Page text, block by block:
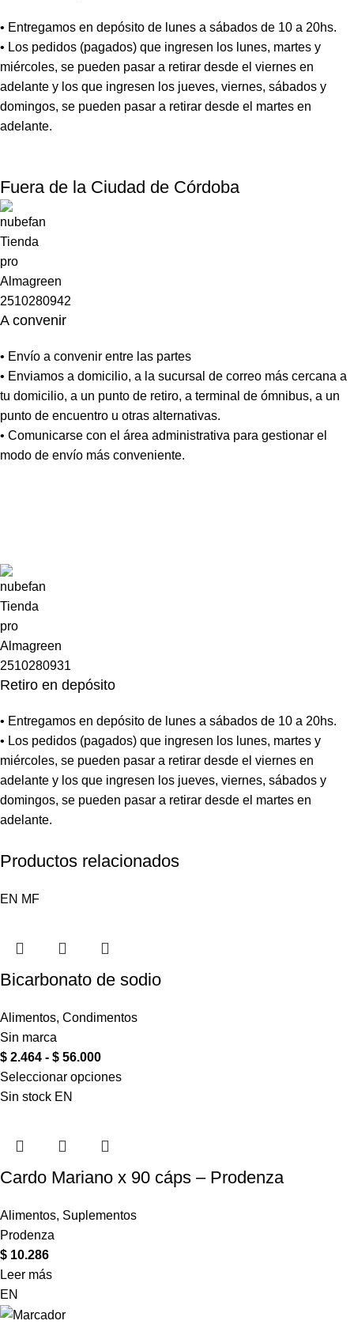
• Entregamos en depósito de lunes a sábados de 10 a 20hs.
• Los pedidos (pagados) que ingresen los lunes, martes y
miércoles, se pueden pasar a retirar desde el viernes en
adelante y los que ingresen los jueves, viernes, sábados y
domingos, se pueden pasar a retirar desde el martes en
adelante.
Fuera de la Ciudad de Córdoba
A convenir
• Envío a convenir entre las partes
• Enviamos a domicilio, a la sucursal de correo más cercana a
tu domicilio, a un punto de retiro, a terminal de ómnibus, a un
punto de encuentro u otras alternativas.
• Comunicarse con el área administrativa para gestionar el
modo de envío más conveniente.
Retiro en depósito
• Entregamos en depósito de lunes a sábados de 10 a 20hs.
• Los pedidos (pagados) que ingresen los lunes, martes y
miércoles, se pueden pasar a retirar desde el viernes en
adelante y los que ingresen los jueves, viernes, sábados y
domingos, se pueden pasar a retirar desde el martes en
adelante.
Productos relacionados
EN MF
Bicarbonato de sodio
Alimentos, Condimentos
Sin marca
$ 2.464 - $ 56.000
Seleccionar opciones
Sin stock EN
Cardo Mariano x 90 cáps – Prodenza
Alimentos, Suplementos
Prodenza
$ 10.286
Leer más
EN